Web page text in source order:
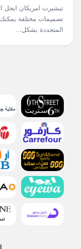
تيشيرت امريكان ايجل
تصميمات مختلفة
المتجددة بشكل...